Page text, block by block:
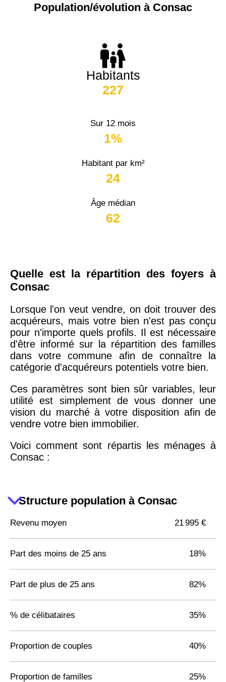
Population/évolution à Consac
Habitants
227
Sur 12 mois
1%
Habitant par km²
24
Âge médian
62
Quelle est la répartition des foyers à
Consac
Lorsque l'on veut vendre, on doit trouver des
acquéreurs, mais votre bien n'est pas conçu
pour n'importe quels profils. Il est nécessaire
d'être informé sur la répartition des familles
dans votre commune afin de connaître la
catégorie d'acquéreurs potentiels votre bien.
Ces paramètres sont bien sûr variables, leur
utilité est simplement de vous donner une
vision du marché à votre disposition afin de
vendre votre bien immobilier.
Voici comment sont répartis les ménages à
Consac :
Structure population à Consac
Revenu moyen 21 995 €
Part des moins de 25 ans 18%
Part de plus de 25 ans 82%
% de célibataires 35%
Proportion de couples 40%
Proportion de familles 25%